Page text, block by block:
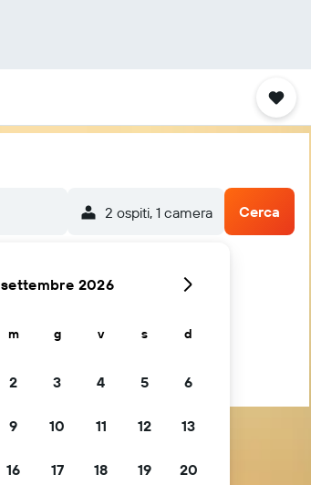
2 ospiti, 1 camera Cerca
settembre 2026
m g v s d
2 3 4 5 6
9 10 11 12 13
16 17 18 19 20